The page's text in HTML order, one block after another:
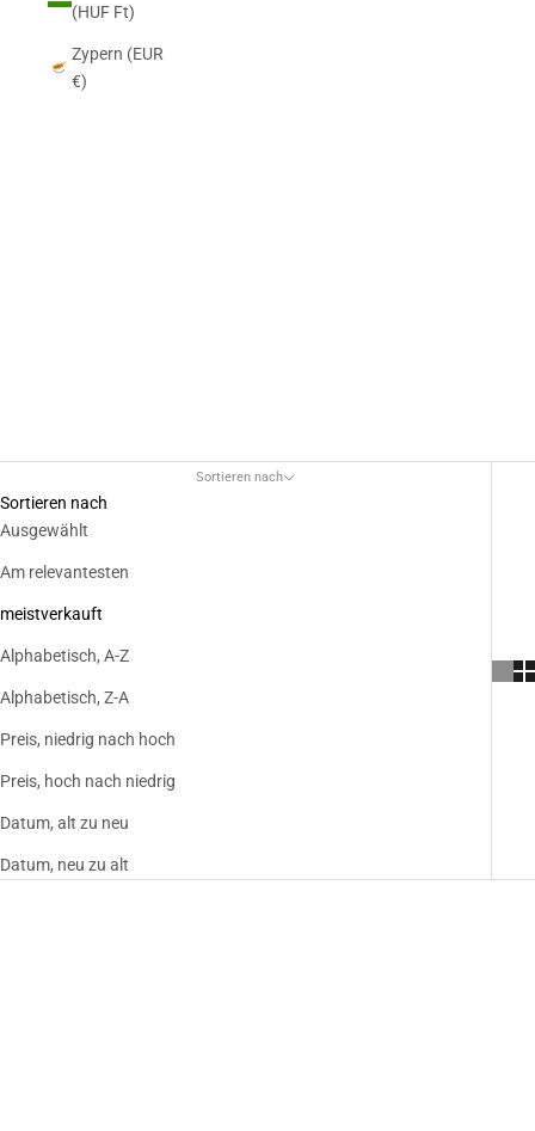
(HUF Ft)
Zypern (EUR
€)
KAFFEEMASCHINEN
Kaffeegenuss auf Knopfdruck. Mit diesen Maschinen kommst du
Sortieren nach
Sortieren nach
Ausgewählt
Am relevantesten
meistverkauft
Alphabetisch, A-Z
Alphabetisch, Z-A
Preis, niedrig nach hoch
Preis, hoch nach niedrig
Datum, alt zu neu
Datum, neu zu alt